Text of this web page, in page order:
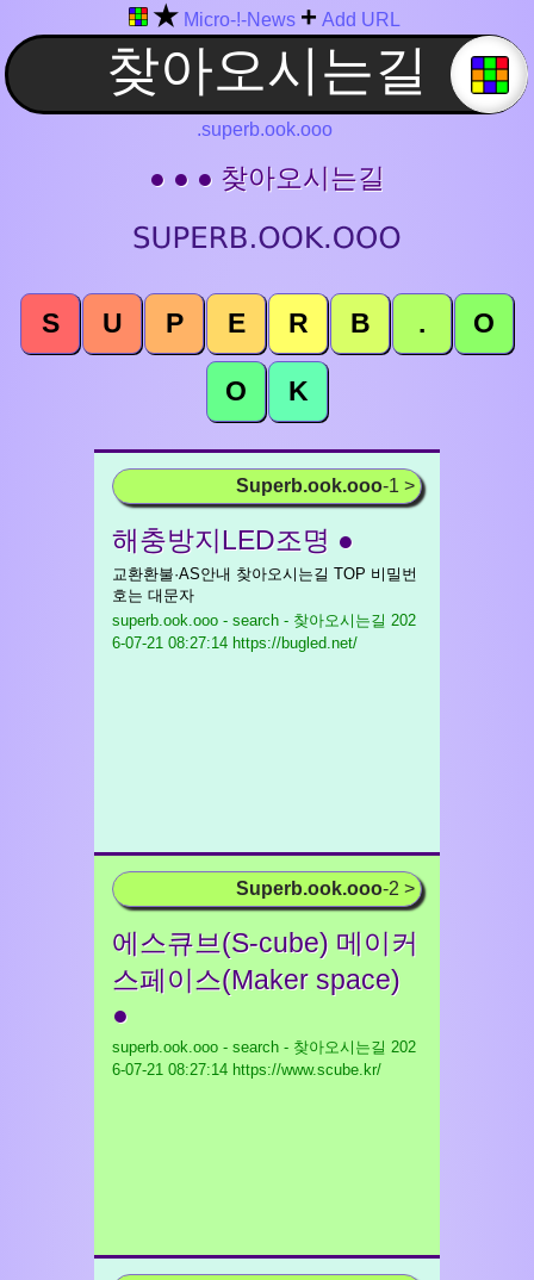
★ Micro-!-News + Add URL
.superb.ook.ooo
● ● ● 찾아오시는길
S U P E R B . O
O K
Superb.ook.ooo-1 >
해충방지LED조명 ●
교환환불·AS안내 찾아오시는길 TOP 비밀번
호는 대문자
superb.ook.ooo - search - 찾아오시는길 202
6-07-21 08:27:14 https://bugled.net/
Superb.ook.ooo-2 >
에스큐브(S-cube) 메이커
스페이스(Maker space)
●
superb.ook.ooo - search - 찾아오시는길 202
6-07-21 08:27:14 https://www.scube.kr/